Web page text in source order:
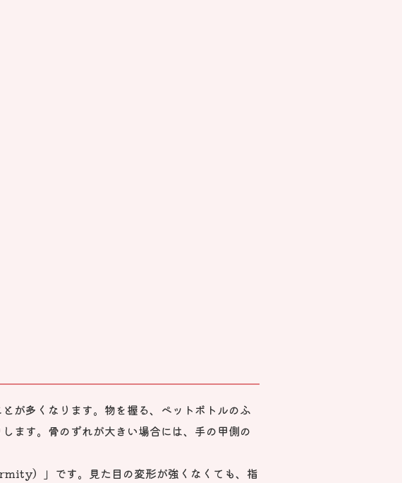
が多くなります。物を握る、ペットボトルのふ
ます。骨のずれが大きい場合には、手の甲側の
）」です。見た目の変形が強くなくても、指